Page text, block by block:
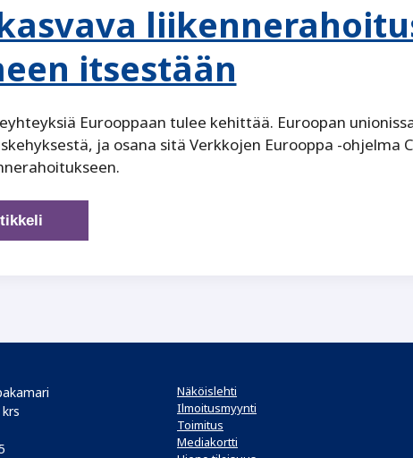
itsestään
Eurooppaan tulee kehittää. Euroopan
ja osana sitä Verkkojen Eurooppa -ohjelma
Näköislehti
Ilmoitusmyynti
Toimitus
Mediakortti